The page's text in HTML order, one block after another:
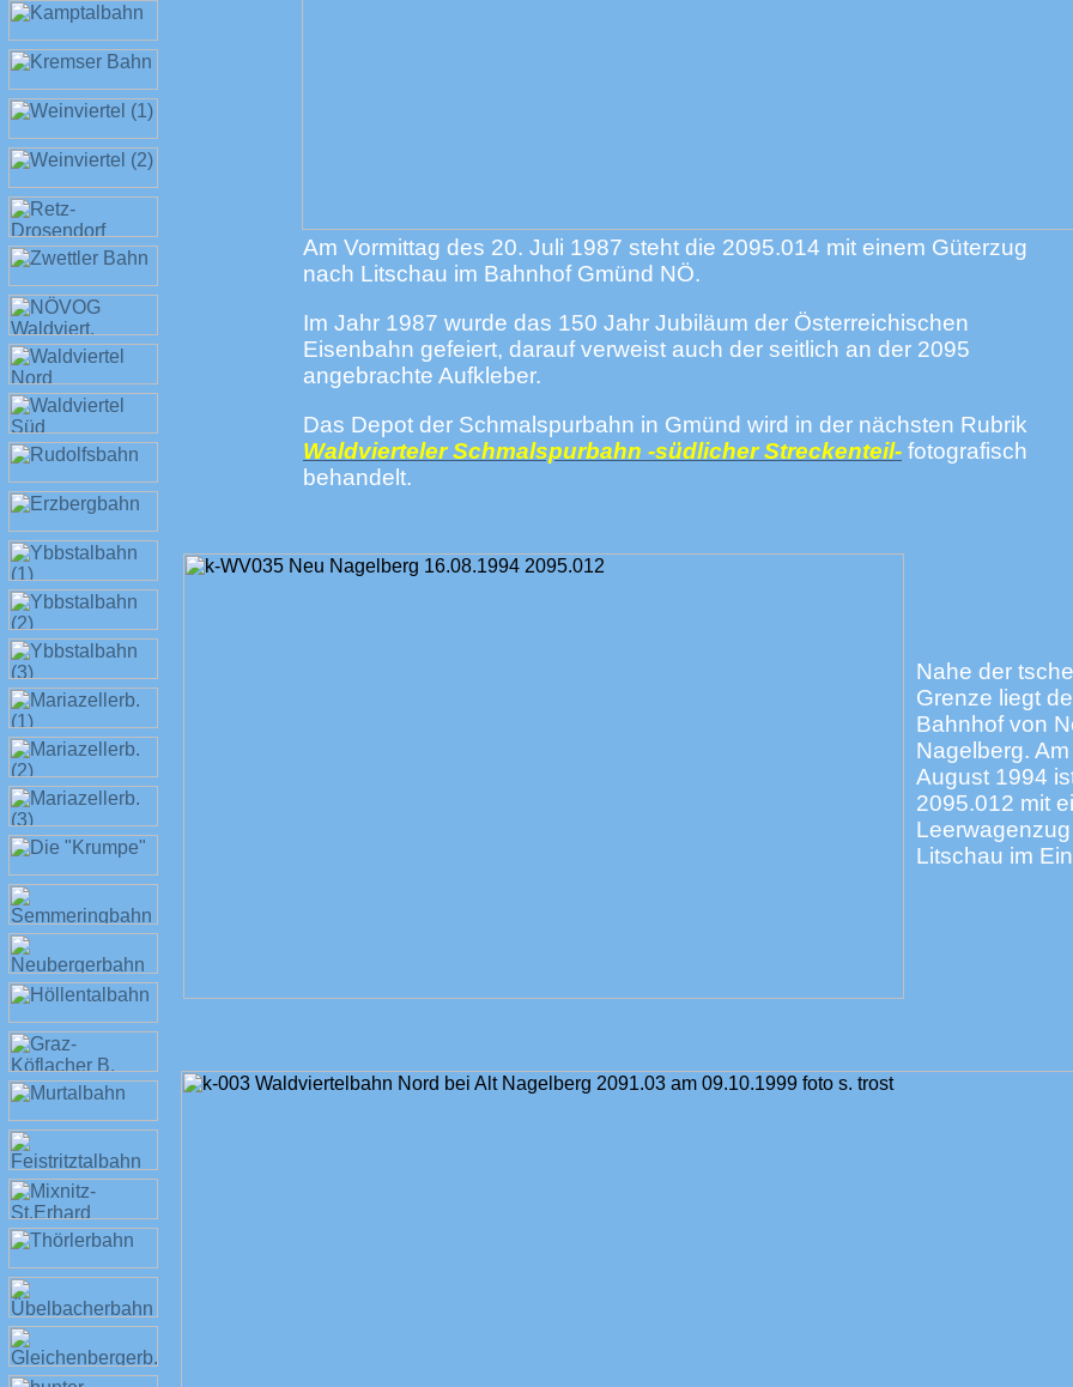
Am Vormittag des 20. Juli 1987 steht die 2095.014 mit einem Güterzug
nach Litschau im Bahnhof Gmünd NÖ.
Im Jahr 1987 wurde das 150 Jahr Jubiläum der Österreichischen
Eisenbahn gefeiert, darauf verweist auch der seitlich an der 2095
angebrachte Aufkleber.
Das Depot der Schmalspurbahn in Gmünd wird in der nächsten Rubrik
Waldvierteler Schmalspurbahn -südlicher Streckenteil- fotografisch
behandelt.
Nahe der
Grenze liegt
Bahnhof von
Nagelberg.
August 1994
2095.012 mit
Litschau im